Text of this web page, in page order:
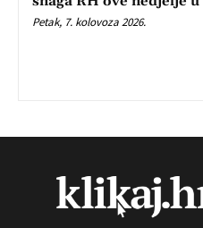
Petak, 7. kolovoza 2026.